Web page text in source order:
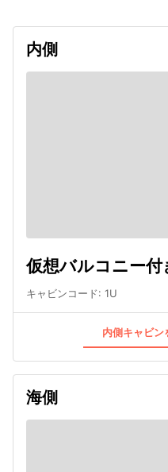
内側
仮想バルコニー
キャビンコード: 1U
内側キャビン
海側